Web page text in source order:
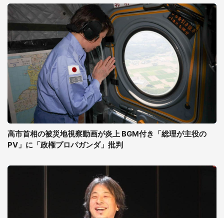
高市首相の被災地視察動画が炎上 BGM付き「総理が主役の
PV」に「政権プロパガンダ」批判